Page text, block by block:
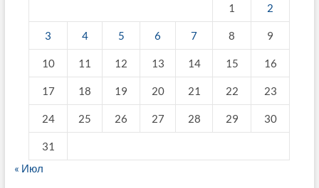
1 2
3 4 5 6 7 8 9
10 11 12 13 14 15 16
17 18 19 20 21 22 23
24 25 26 27 28 29 30
31
« Июл